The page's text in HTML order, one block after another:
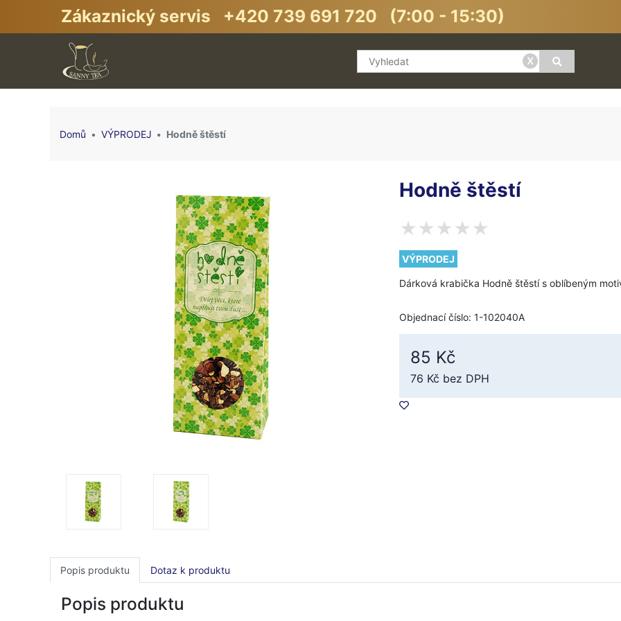
Zákaznický servis +420 739 691 720 (7:00 - 15:30)
x
Domů VÝPRODEJ Hodně štěstí
Hodně štěstí
VÝPRODEJ
Dárková krabička Hodně štěstí s oblíbeným
Objednací číslo: 1-102040A
85 Kč
76 Kč bez DPH
Popis produktu Dotaz k produktu
Popis produktu